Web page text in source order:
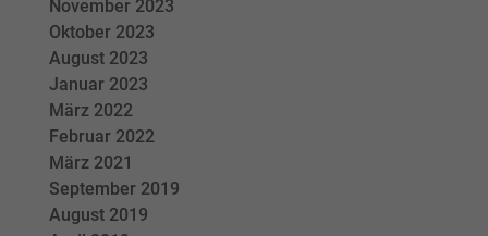
November 2023
Oktober 2023
August 2023
Januar 2023
März 2022
Februar 2022
März 2021
September 2019
August 2019